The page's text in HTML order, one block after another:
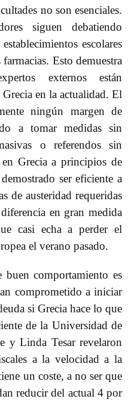
no son esenciales.
siguen debatiendo
escolares
Esto demuestra
externos están
en la actualidad. El
ningún margen de
a tomar medidas sin
o referendos sin
Grecia a principios de
ser eficiente a
de austeridad requeridas
en gran medida
casi echa a perder el
el verano pasado.
buen comportamiento es
comprometido a iniciar
si Grecia hace lo que
de la Universidad de
y Linda Tesar revelaron
a la velocidad a la
un coste, a no ser que
reducir del actual 4 por